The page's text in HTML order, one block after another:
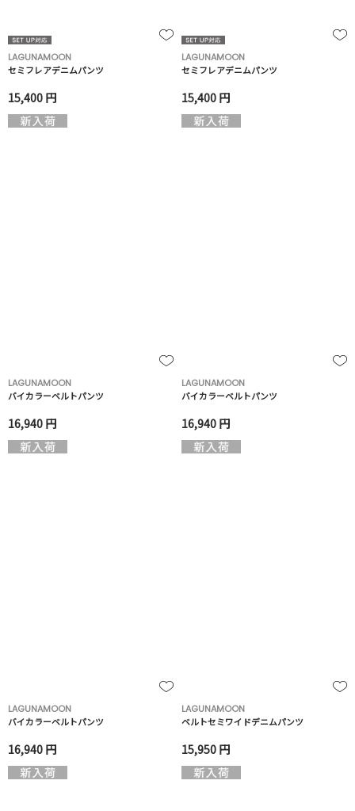
LAGUNAMOON
セミフレアデニムパンツ
15,400 円
LAGUNAMOON
セミフレアデニムパンツ
15,400 円
LAGUNAMOON
バイカラーベルトパンツ
16,940 円
LAGUNAMOON
バイカラーベルトパンツ
16,940 円
LAGUNAMOON
バイカラーベルトパンツ
16,940 円
LAGUNAMOON
ベルトセミワイドデニムパンツ
15,950 円